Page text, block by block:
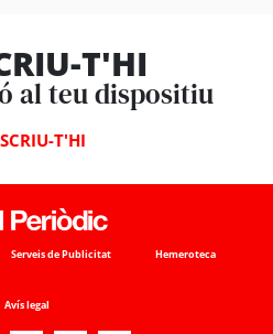
T'HI
al teu dispositiu
T'HI
Serveis de Publicitat Hemeroteca
Avís legal